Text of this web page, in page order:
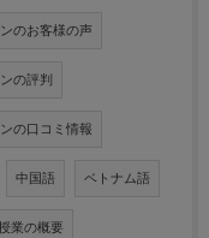
のお客様の声
の評判
の口コミ情報
中国語 ベトナム語
業の概要